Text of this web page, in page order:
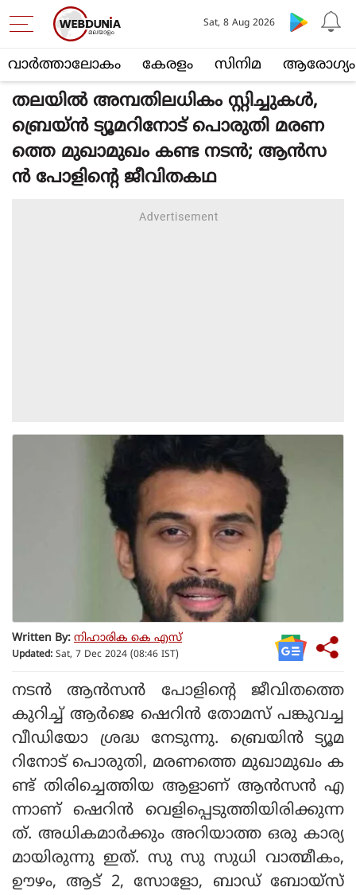
വാര്‍ത്താലോകം കേരളം സിനിമ ആരോഗ്യം
Sat, 8 Aug 2026
തലയില്‍ അമ്പതിലധികം സ്റ്റിച്ചുകള്‍,
ബ്രെയ്ന്‍ ട്യൂമറിനോട് പൊരുതി മരണ
ത്തെ മുഖാമുഖം കണ്ട നടൻ; ആന്‍സ
ന്‍ പോളിന്റെ ജീവിതകഥ
Written By: നിഹാരിക കെ എസ്
Updated: Sat, 7 Dec 2024 (08:46 IST)
നടന്‍ ആന്‍സന്‍ പോളിന്റെ ജീവിതത്തെ
കുറിച്ച് ആര്‍ജെ ഷെറിന്‍ തോമസ് പങ്കുവച്ച
വീഡിയോ ശ്രദ്ധ നേടുന്നു. ബ്രെയിന്‍ ട്യൂമ
റിനോട് പൊരുതി, മരണത്തെ മുഖാമുഖം ക
ണ്ട് തിരിച്ചെത്തിയ ആളാണ് ആന്‍സന്‍ എ
ന്നാണ് ഷെറിന്‍ വെളിപ്പെടുത്തിയിരിക്കുന്ന
ത്. അധികമാർക്കും അറിയാത്ത ഒരു കാര്യ
മായിരുന്നു ഇത്. സു സു സുധി വാത്മീകം,
ഊഴം, ആട് 2, സോളോ, ബാഡ് ബോയ്‌സ്